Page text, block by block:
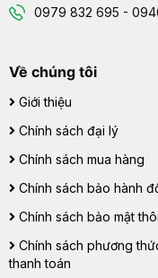
0979 832 695 -
Về chúng tôi
Giới thiệu
Chính sách đại lý
Chính sách mua hàng
Chính sách bảo hành
Chính sách bảo mật
Chính sách phương
thanh toán